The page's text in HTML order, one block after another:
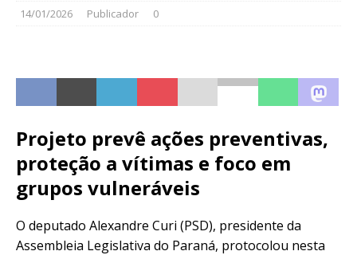
14/01/2026 Publicador 0
Projeto prevê ações preventivas,
proteção a vítimas e foco em
grupos vulneráveis
O deputado Alexandre Curi (PSD), presidente da
Assembleia Legislativa do Paraná, protocolou nesta